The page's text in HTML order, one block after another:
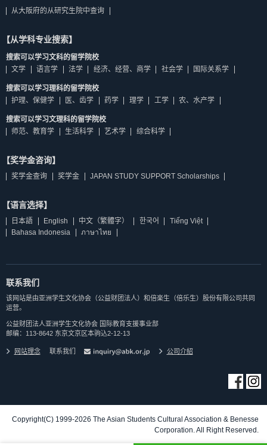
从大阪府的从研究生院中查询
【从学科专业搜索】
搜索可以学习文科的留学院校
文学
语言学 法学 经济、经营、商学 社会学 国际关系学
搜索可以学习理科的留学院校
护理、保健学
医、齿学 药学 理学 工学 农、水产学
搜索可以学习文理科的留学院校
师范、教育学
生活科学 艺术学 综合科学
【奖学金咨询】
奖学金查询 奖学金 JAPAN STUDY SUPPORT Scholarships
【语言选择】
日本語 English 中文（繁體字） 한국어
Tiếng Việt
Bahasa Indonesia
ภาษาไทย
联系我们
该网站是由亚洲学生文化协会（公益财团法人）和倍楽生（倍乐生）股份有限公司共同
运营。
公益财团法人亚洲学生文化协会 国际教育支援事业部
邮编：113-8642 东京文京区本驹込2-12-13
网站理念 联系我们 公司介紹
Copyright(C) 1999-2026 The Asian Students Cultural Association & Benesse
Corporation. All Right Reserved.